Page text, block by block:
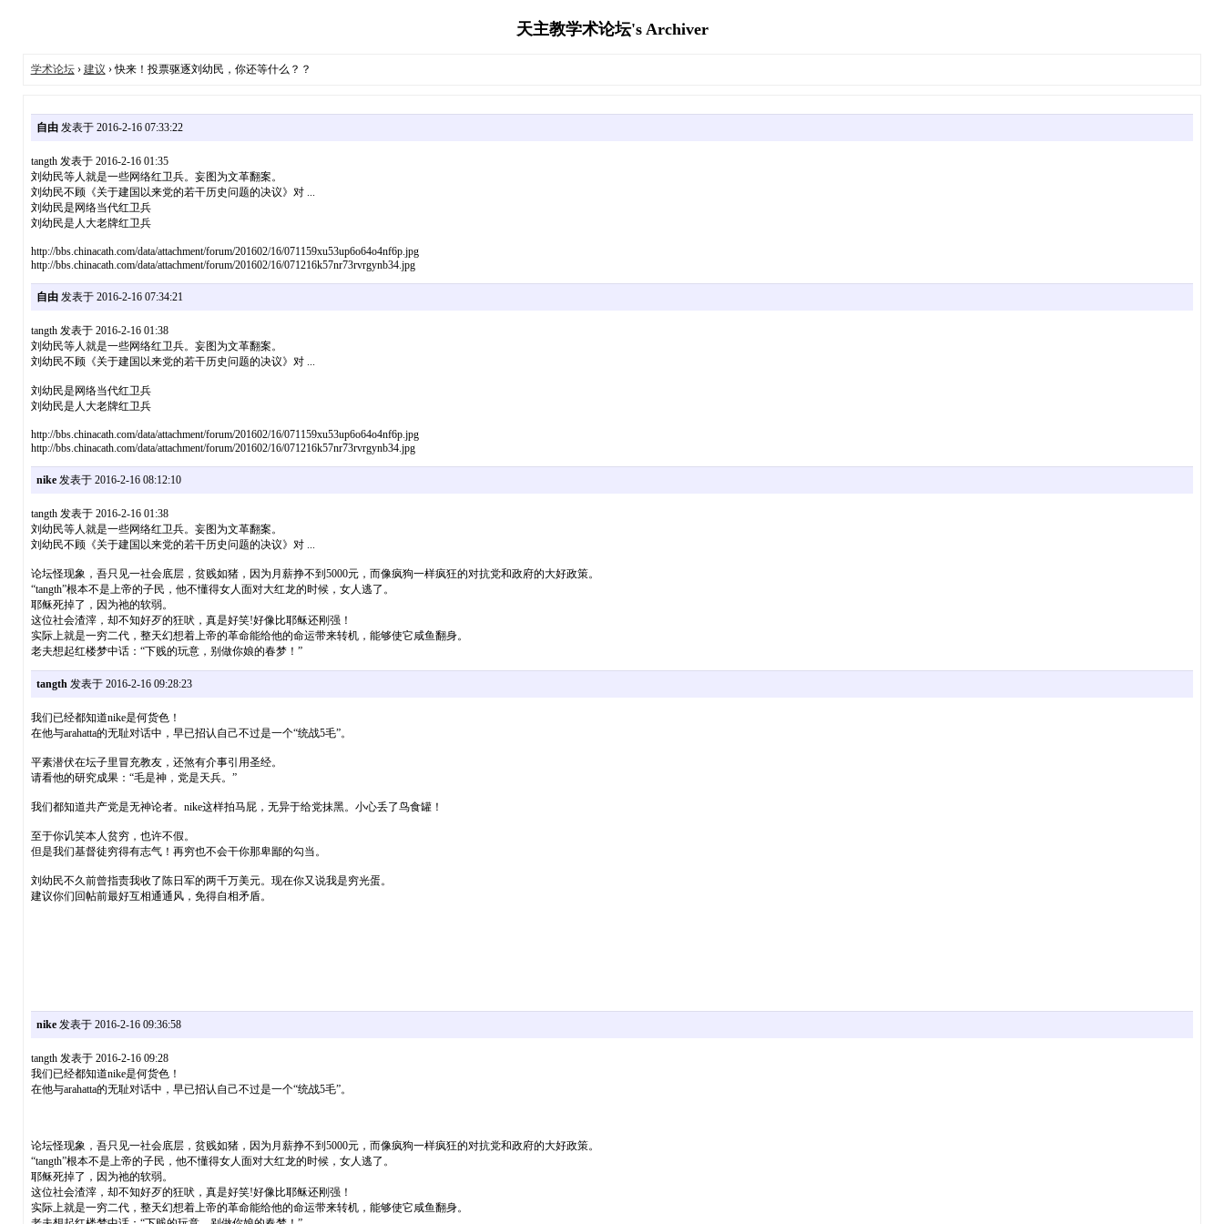
天主教学术论坛's Archiver
学术论坛› 建议 › 快来！投票驱逐刘幼民，你还等什么？？
自由发表于 2016-2-16 07:33:22
tangth 发表于 2016-2-16 01:35
刘幼民等人就是一些网络红卫兵。妄图为文革翻案。
刘幼民不顾《关于建国以来党的若干历史问题的决议》对 ...
刘幼民是网络当代红卫兵
刘幼民是人大老牌红卫兵
http://bbs.chinacath.com/data/attachment/forum/201602/16/071159xu53up6o64o4nf6p.jpg
http://bbs.chinacath.com/data/attachment/forum/201602/16/071216k57nr73rvrgynb34.jpg
自由发表于 2016-2-16 07:34:21
tangth 发表于 2016-2-16 01:38
刘幼民等人就是一些网络红卫兵。妄图为文革翻案。
刘幼民不顾《关于建国以来党的若干历史问题的决议》对 ...
刘幼民是网络当代红卫兵
刘幼民是人大老牌红卫兵
http://bbs.chinacath.com/data/attachment/forum/201602/16/071159xu53up6o64o4nf6p.jpg
http://bbs.chinacath.com/data/attachment/forum/201602/16/071216k57nr73rvrgynb34.jpg
nike发表于 2016-2-16 08:12:10
tangth 发表于 2016-2-16 01:38
刘幼民等人就是一些网络红卫兵。妄图为文革翻案。
刘幼民不顾《关于建国以来党的若干历史问题的决议》对 ...
论坛怪现象，吾只见一社会底层，贫贱如猪，因为月薪挣不到5000元，而像疯狗一样疯狂的对抗党和政府的大好政策。
“tangth”根本不是上帝的子民，他不懂得女人面对大红龙的时候，女人逃了。
耶稣死掉了，因为祂的软弱。
这位社会渣滓，却不知好歹的狂吠，真是好笑!好像比耶稣还刚强！
实际上就是一穷二代，整天幻想着上帝的革命能给他的命运带来转机，能够使它咸鱼翻身。
老夫想起红楼梦中话：“下贱的玩意，别做你娘的春梦！”
tangth发表于 2016-2-16 09:28:23
我们已经都知道nike是何货色！
在他与arahatta的无耻对话中，早已招认自己不过是一个“统战5毛”。
平素潜伏在坛子里冒充教友，还煞有介事引用圣经。
请看他的研究成果：“毛是神，党是天兵。”
我们都知道共产党是无神论者。nike这样拍马屁，无异于给党抹黑。小心丢了鸟食罐！
至于你讥笑本人贫穷，也许不假。
但是我们基督徒穷得有志气！再穷也不会干你那卑鄙的勾当。
刘幼民不久前曾指责我收了陈日军的两千万美元。现在你又说我是穷光蛋。
建议你们回帖前最好互相通通风，免得自相矛盾。
nike发表于 2016-2-16 09:36:58
tangth 发表于 2016-2-16 09:28
我们已经都知道nike是何货色！
在他与arahatta的无耻对话中，早已招认自己不过是一个“统战5毛”。
论坛怪现象，吾只见一社会底层，贫贱如猪，因为月薪挣不到5000元，而像疯狗一样疯狂的对抗党和政府的大好政策。
“tangth”根本不是上帝的子民，他不懂得女人面对大红龙的时候，女人逃了。
耶稣死掉了，因为祂的软弱。
这位社会渣滓，却不知好歹的狂吠，真是好笑!好像比耶稣还刚强！
实际上就是一穷二代，整天幻想着上帝的革命能给他的命运带来转机，能够使它咸鱼翻身。